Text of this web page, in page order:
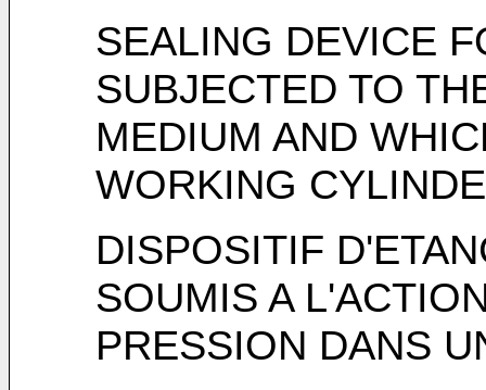
SEALING DEVICE
SUBJECTED TO
MEDIUM AND
WORKING
DISPOSITIF
SOUMIS A
PRESSION DANS